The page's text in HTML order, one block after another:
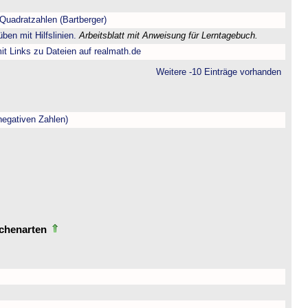
(Bartberger)
mit Hilfslinien. Arbeitsblatt mit Anweisung für Lerntagebuch.
Links zu Dateien auf realmath.de
Weitere -10 Einträge vorhanden
Zahlen)